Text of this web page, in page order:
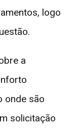
logo
a
onde são
solicitação